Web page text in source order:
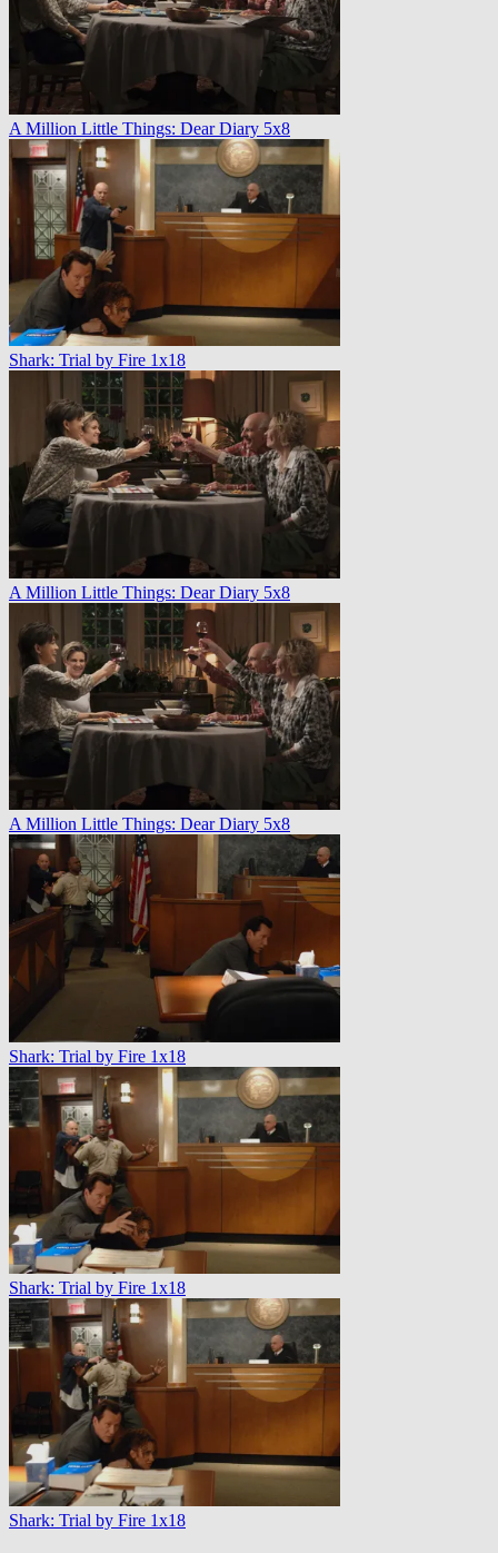
A Million Little Things: Dear Diary 5x8
Shark: Trial by Fire 1x18
A Million Little Things: Dear Diary 5x8
A Million Little Things: Dear Diary 5x8
Shark: Trial by Fire 1x18
Shark: Trial by Fire 1x18
Shark: Trial by Fire 1x18